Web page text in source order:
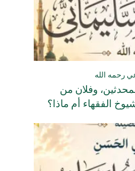
رحمه الله
وفلان من
الفقهاء أم ماذا؟